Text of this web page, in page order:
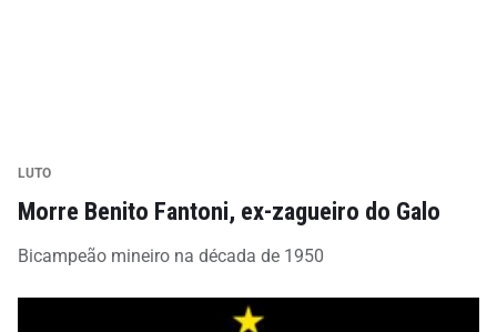
LUTO
Morre Benito Fantoni, ex-zagueiro do Galo
Bicampeão mineiro na década de 1950